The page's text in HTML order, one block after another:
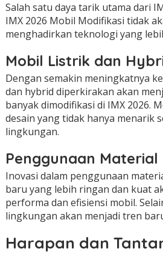
Salah satu daya tarik utama dari
IMX 2026 Mobil Modifikasi tidak
menghadirkan teknologi yang
Mobil Listrik dan
Dengan semakin meningkatnya
dan hybrid diperkirakan akan
banyak dimodifikasi di IMX 2026.
desain yang tidak hanya menarik
lingkungan.
Penggunaan Material
Inovasi dalam penggunaan
baru yang lebih ringan dan kuat
performa dan efisiensi mobil.
lingkungan akan menjadi tren
Harapan dan